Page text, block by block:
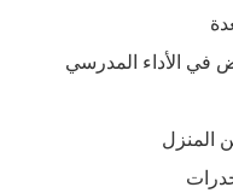
في الأداء المدرسي
المنزل